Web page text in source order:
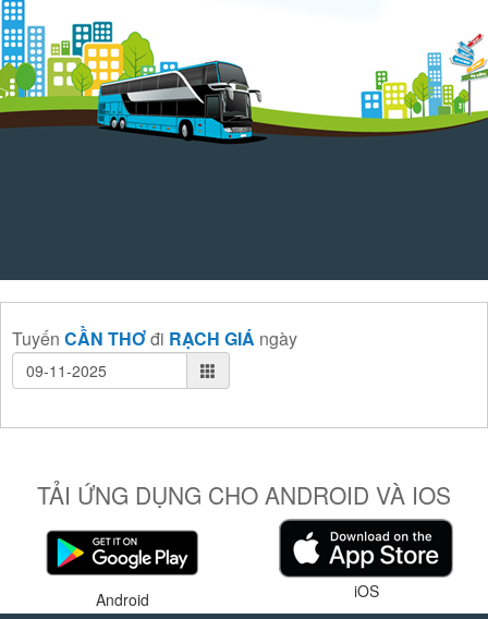
Tuyến CẦN THƠđi RẠCH GIÁ ngày
TẢI ỨNG DỤNG CHO ANDROID VÀ IOS
Android iOS